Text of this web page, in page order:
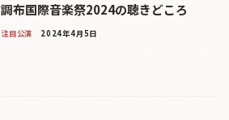
調布国際音楽祭2024の聴きどころ
注目公演 2024年4月5日